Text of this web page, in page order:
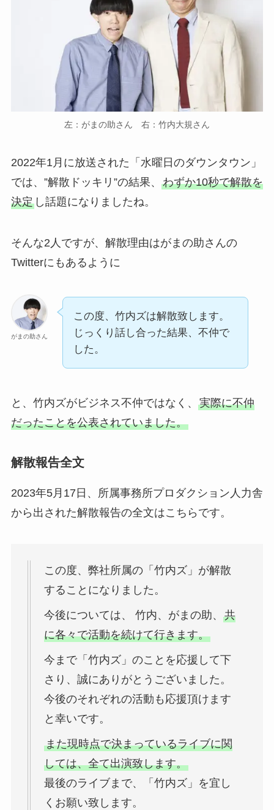
左：がまの助さん 右：竹内大規さん
2022年1月に放送された「水曜日のダウンタウン」
では、”解散ドッキリ”の結果、 わずか10秒で解散を
決定し話題になりましたね。
そんな2人ですが、解散理由はがまの助さんの
Twitterにもあるように
がまの助さん
この度、竹内ズは解散致します。
じっくり話し合った結果、不仲で
した。
と、竹内ズがビジネス不仲ではなく、 実際に不仲
だったことを公表されていました。
解散報告全文
2023年5月17日、所属事務所プロダクション人力舎
から出された解散報告の全文はこちらです。
この度、弊社所属の「竹内ズ」が解散
することになりました。
今後については、 竹内、がまの助、 共
に各々で活動を続けて行きます。
今まで「竹内ズ」のことを応援して下
さり、誠にありがとうございました。
今後のそれぞれの活動も応援頂けます
と幸いです。
また現時点で決まっているライブに関
しては、全て出演致します。
最後のライブまで、「竹内ズ」を宜し
くお願い致します。